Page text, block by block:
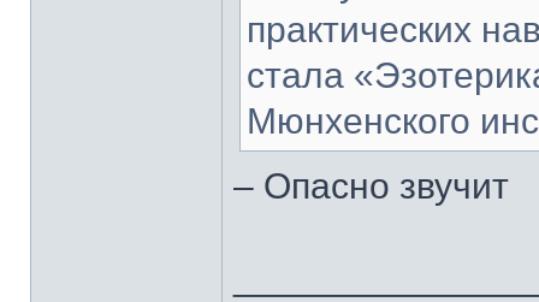
практических
стала
Мюнхенского
– Опасно звучит